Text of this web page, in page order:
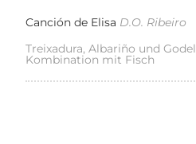
Canción de Elisa D.O. Ribeiro
Treixadura, Albariño und
Kombination mit Fisch